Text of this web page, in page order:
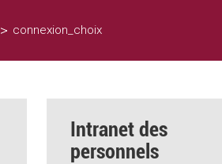
> connexion_choix
Intranet des
personnels